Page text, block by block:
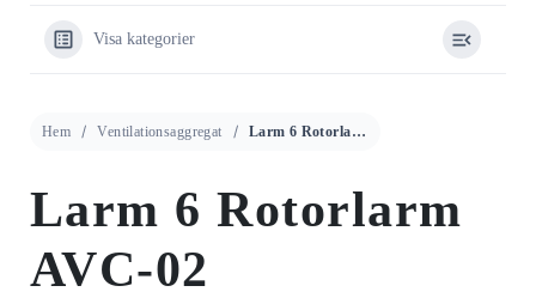
Norsk bokmål
Lietuvių kalba
Visa kategorier
Hem Ventilationsaggregat Larm 6 Rotorlarm AVC-02
Larm 6 Rotorlarm
AVC-02